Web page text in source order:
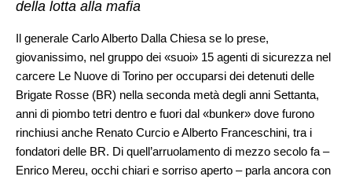
della lotta alla mafia
Il generale Carlo Alberto Dalla Chiesa se lo prese,
giovanissimo, nel gruppo dei «suoi» 15 agenti di sicurezza nel
carcere Le Nuove di Torino per occuparsi dei detenuti delle
Brigate Rosse (BR) nella seconda metà degli anni Settanta,
anni di piombo tetri dentro e fuori dal «bunker» dove furono
rinchiusi anche Renato Curcio e Alberto Franceschini, tra i
fondatori delle BR. Di quell’arruolamento di mezzo secolo fa –
Enrico Mereu, occhi chiari e sorriso aperto – parla ancora con